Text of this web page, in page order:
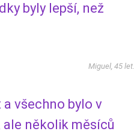
byly lepší, než
Miguel, 45 let.
všechno bylo v
několik měsíců